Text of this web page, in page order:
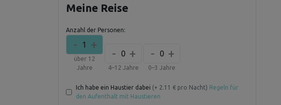
Meine Reise
Anzahl der Personen:
- +
1
über 12
Jahre
- +
0
4–12 Jahre
- +
0
0–3 Jahre
Ich habe ein Haustier dabei (+ 2.11 € pro Nacht) Regeln für
den Aufenthalt mit Haustieren